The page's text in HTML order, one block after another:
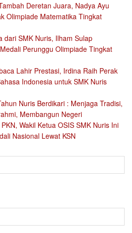
Deretan Juara, Nadya Ayu
Olimpiade Matematika Tingkat
dari SMK Nuris, Ilham Sulap
Perunggu Olimpiade Tingkat
Lahir Prestasi, Irdina Raih Perak
Indonesia untuk SMK Nuris
Nuris Berdikari : Menjaga Tradisi,
Membangun Negeri
Wakil Ketua OSIS SMK Nuris Ini
Nasional Lewat KSN